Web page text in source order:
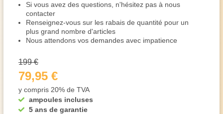
Si vous avez des questions, n'hésitez pas à nous
contacter
Renseignez-vous sur les rabais de quantité pour un
plus grand nombre d'articles
Nous attendons vos demandes avec impatience
ampoules incluses
5 ans de garantie
199 €
79,95 €
y compris 20% de TVA